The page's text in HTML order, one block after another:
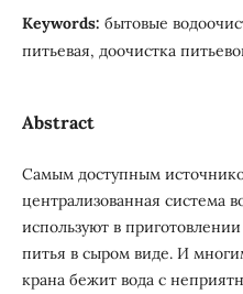
Keywords: бытовые
питьевая, доочистка
Abstract
Самым доступным
централизованная система
используют в
питья в сыром виде. И
крана бежит вода с